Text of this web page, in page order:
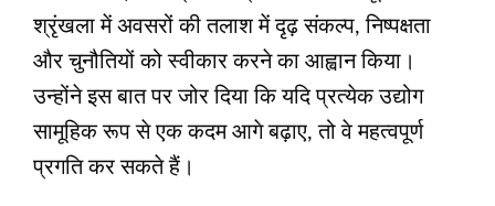
श्रृंखला में अवसरों की तलाश में दृढ़ संकल्प, निष्पक्षता
और चुनौतियों को स्वीकार करने का आह्वान किया।
उन्होंने इस बात पर जोर दिया कि यदि प्रत्येक उद्योग
सामूहिक रूप से एक कदम आगे बढ़ाए, तो वे महत्वपूर्ण
प्रगति कर सकते हैं।